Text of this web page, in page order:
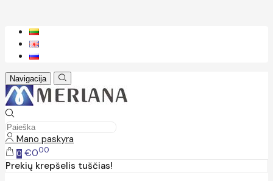
Navigacija
Mano paskyra
0 €000
Prekių krepšelis tuščias!